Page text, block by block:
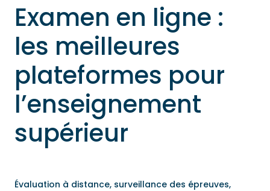
Examen en ligne :
les meilleures
plateformes pour
l’enseignement
supérieur
Évaluation à distance, surveillance des épreuves,